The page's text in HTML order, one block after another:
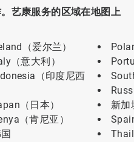
艺康服务的区域在地图上
（爱尔兰）
（意大利）
（印度尼西
（日本）
（肯尼亚）
新加